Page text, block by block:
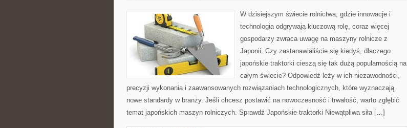
TRAKTORKÓW:
PRZEWODNIK
ROLNIKA
W dzisiejszym świecie rolnictwa, gdzie innowacje i
technologia odgrywają kluczową rolę, coraz więcej
gospodarzy zwraca uwagę na maszyny rolnicze z
Japonii. Czy zastanawialiście się kiedyś, dlaczego
japońskie traktorki cieszą się tak dużą popularnością na
całym świecie? Odpowiedź leży w ich niezawodności,
precyzji wykonania i zaawansowanych rozwiązaniach technologicznych, które wyznaczają
nowe standardy w branży. Jeśli chcesz postawić na nowoczesność i trwałość, warto zgłębić
temat japońskich maszyn rolniczych. Sprawdź Japońskie traktorki Niewątpliwa siła […]